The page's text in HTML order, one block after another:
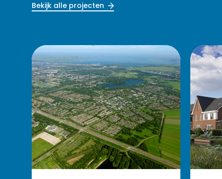
Bekijk alle projecten